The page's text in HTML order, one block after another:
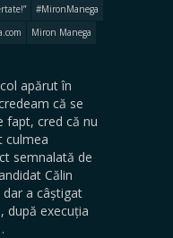
#MironManega
Miron Manega
apărut în
că se
fapt, cred că nu
culmea
semnalată de
Călin
dar a câștigat
după execuția